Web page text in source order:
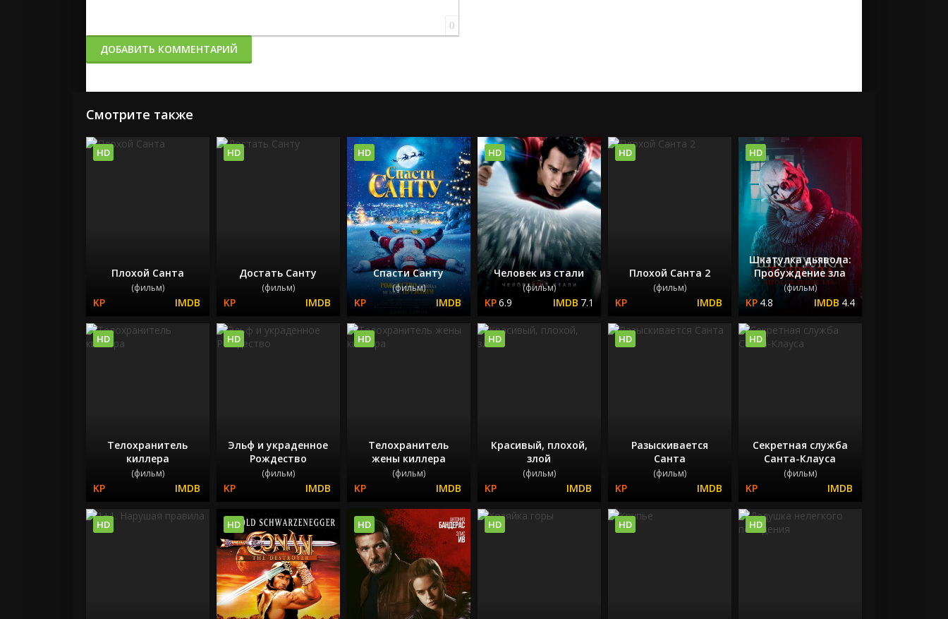
0
ДОБАВИТЬ КОММЕНТАРИЙ
Смотрите также
Плохой Санта
(фильм)
HD
Достать Санту
(фильм)
HD
Спасти Санту
(фильм)
HD
Человек из стали
(фильм)
6.9 7.1
HD
Плохой Санта 2
(фильм)
HD
Шкатулка дьявола:
Пробуждение зла
(фильм)
4.8 4.4
HD
Телохранитель
киллера
(фильм)
HD
Эльф и украденное
Рождество
(фильм)
HD
Телохранитель
жены киллера
(фильм)
HD
Красивый, плохой,
злой
(фильм)
HD
Разыскивается
Санта
(фильм)
HD
Секретная служба
Санта-Клауса
(фильм)
HD
HD HD HD HD HD HD